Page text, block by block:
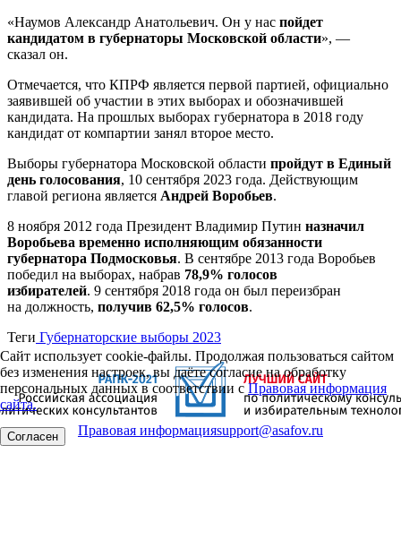
«Наумов Александр Анатольевич. Он у нас пойдет
кандидатом в губернаторы Московской области», —
сказал он.
Отмечается, что КПРФ является первой партией, официально
заявившей об участии в этих выборах и обозначившей
кандидата. На прошлых выборах губернатора в 2018 году
кандидат от компартии занял второе место.
Выборы губернатора Московской области пройдут в Единый
день голосования, 10 сентября 2023 года. Действующим
главой региона является Андрей Воробьев.
8 ноября 2012 года Президент Владимир Путин назначил
Воробьева временно исполняющим обязанности
губернатора Подмосковья. В сентябре 2013 года Воробьев
победил на выборах, набрав 78,9% голосов
избирателей. 9 сентября 2018 года он был переизбран
на должность, получив 62,5% голосов.
Теги Губернаторские выборы 2023
Сайт использует cookie-файлы. Продолжая пользоваться сайтом
без изменения настроек, вы даёте согласие на обработку
персональных данных в соответствии сПравовая информация
сайта.
Согласен Правовая информацияsupport@asafov.ru